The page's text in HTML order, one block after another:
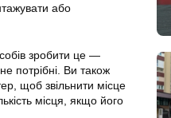
або
зробити це —
потрібні. Ви також
щоб звільнити місце
місця, якщо його